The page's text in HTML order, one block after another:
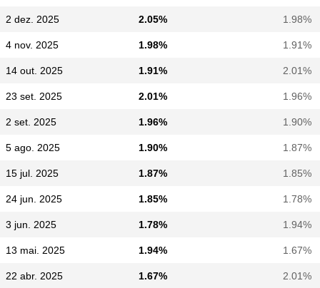
2 dez. 2025 2.05% 1.98%
4 nov. 2025 1.98% 1.91%
14 out. 2025 1.91% 2.01%
23 set. 2025 2.01% 1.96%
2 set. 2025 1.96% 1.90%
5 ago. 2025 1.90% 1.87%
15 jul. 2025 1.87% 1.85%
24 jun. 2025 1.85% 1.78%
3 jun. 2025 1.78% 1.94%
13 mai. 2025 1.94% 1.67%
22 abr. 2025 1.67% 2.01%